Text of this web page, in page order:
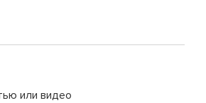
или видео